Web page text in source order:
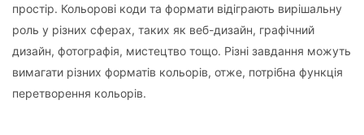
простір. Кольорові коди та формати відіграють вирішальну
роль у різних сферах, таких як веб-дизайн, графічний
дизайн, фотографія, мистецтво тощо. Різні завдання можуть
вимагати різних форматів кольорів, отже, потрібна функція
перетворення кольорів.